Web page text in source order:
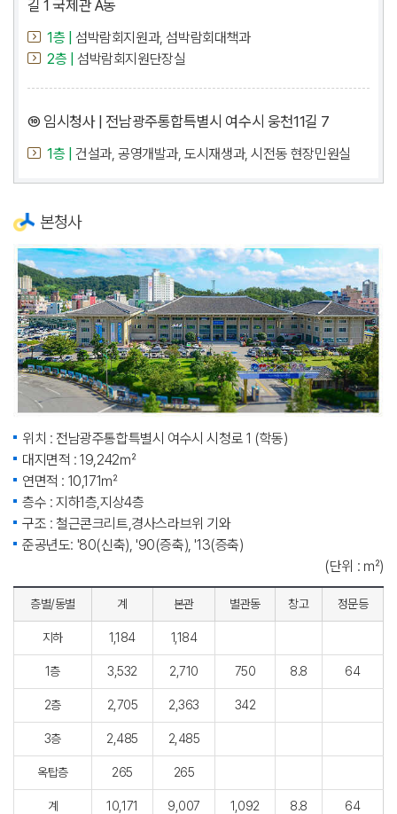
길 1 국제관 A동
1층 |
섬박람회지원과, 섬박람회대책과
2층 |
섬박람회지원단장실
⑩ 임시청사 | 전남광주통합특별시 여수시 웅천11길 7
1층 | 건설과, 공영개발과, 도시재생과, 시전동 현장민원실
본청사
위치 : 전남광주통합특별시 여수시 시청로 1 (학동)
대지면적 : 19,242㎡
연면적 : 10,171㎡
층수 : 지하1층,지상4층
구조 : 철근콘크리트,경사스라브위 기와
준공년도: '80(신축), '90(증축), '13(증축)
(단위 : ㎡)
층별/동별 계 본관 별관동 창고 정문등
지하 1,184 1,184
1층 3,532 2,710 750 8.8 64
2층 2,705 2,363 342
3층 2,485 2,485
옥탑층 265 265
계 10,171 9,007 1,092 8.8 64